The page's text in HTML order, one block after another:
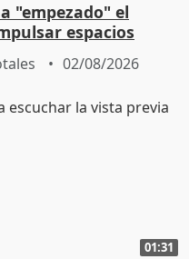
"empezado" el
espacios
municipales
02/08/2026
01:31